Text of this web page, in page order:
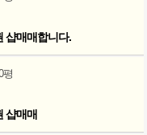
샵매매합니다.
평
샵매매